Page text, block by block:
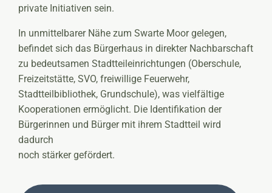
private Initiativen sein.
In unmittelbarer Nähe zum Swarte Moor gelegen,
befindet sich das Bürgerhaus in direkter Nachbarschaft
zu bedeutsamen Stadtteileinrichtungen (Oberschule,
Freizeitstätte, SVO, freiwillige Feuerwehr,
Stadtteilbibliothek, Grundschule), was vielfältige
Kooperationen ermöglicht. Die Identifikation der
Bürgerinnen und Bürger mit ihrem Stadtteil wird
dadurch
noch stärker gefördert.